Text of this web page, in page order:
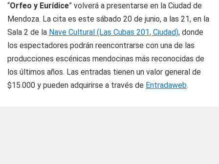
“Orfeo y Eurídice” volverá a presentarse en la Ciudad de
Mendoza. La cita es este sábado 20 de junio, a las 21, en la
Sala 2 de la Nave Cultural (Las Cubas 201, Ciudad), donde
los espectadores podrán reencontrarse con una de las
producciones escénicas mendocinas más reconocidas de
los últimos años. Las entradas tienen un valor general de
$15.000 y pueden adquirirse a través de Entradaweb.